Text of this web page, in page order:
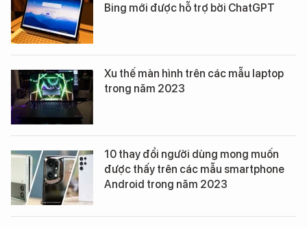
Bing mới được hỗ trợ bởi ChatGPT
Xu thế màn hình trên các mẫu laptop
trong năm 2023
10 thay đổi người dùng mong muốn
được thấy trên các mẫu smartphone
Android trong năm 2023